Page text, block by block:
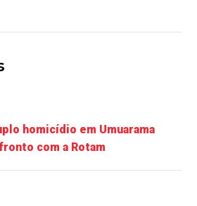
homicídio em Umuarama
com a Rotam